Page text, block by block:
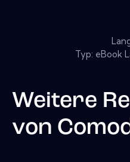
Typ: eBook
Weitere
von